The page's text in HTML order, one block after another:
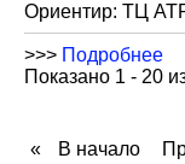
Ориентир: ТЦ
>>> Подробнее
Показано 1 - 20
« В начало